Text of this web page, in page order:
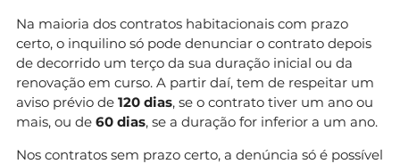
Na maioria dos contratos habitacionais com prazo
certo, o inquilino só pode denunciar o contrato depois
de decorrido um terço da sua duração inicial ou da
renovação em curso. A partir daí, tem de respeitar um
aviso prévio de 120 dias, se o contrato tiver um ano ou
mais, ou de 60 dias, se a duração for inferior a um ano.
Nos contratos sem prazo certo, a denúncia só é possível